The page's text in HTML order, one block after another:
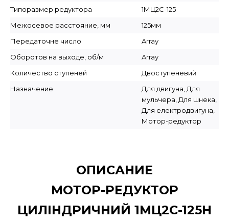
Типоразмер редуктора
1МЦ2С-125
Межосевое расстояние, мм
125мм
Передаточне число
Array
Оборотов на выходе, об/м
Array
Количество ступеней
Двоступеневий
Назначение
Для двигуна, Для
мульчера, Для шнека,
Для електродвигуна,
Мотор-редуктор
ОПИСАНИЕ
МОТОР-РЕДУКТОР
ЦИЛІНДРИЧНИЙ 1МЦ2С-125Н